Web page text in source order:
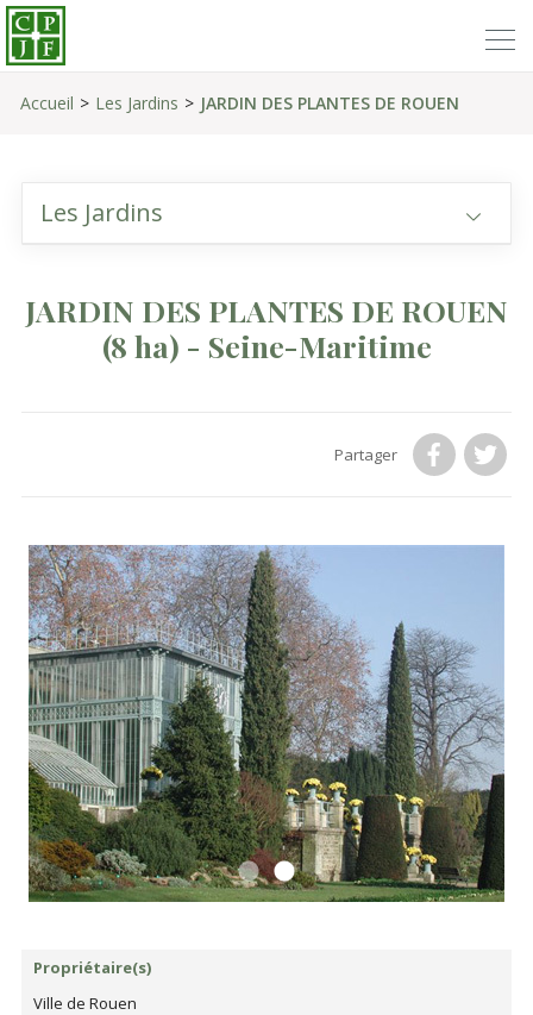
Accueil Les Jardins JARDIN DES PLANTES DE ROUEN
Les Jardins
JARDIN DES PLANTES DE ROUEN
(8 ha) - Seine-Maritime
Partager
Propriétaire(s)
Ville de Rouen